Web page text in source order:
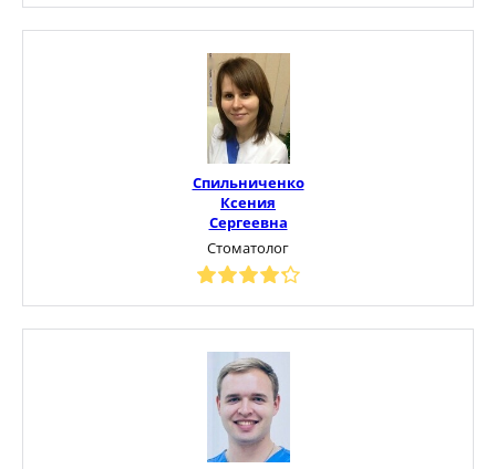
Спильниченко
Ксения
Сергеевна
Стоматолог